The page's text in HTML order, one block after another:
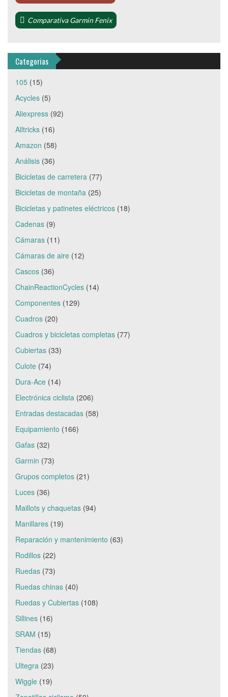
Comparativa Garmin Fenix
Categorias
105 (15)
Acycles (5)
Aliexpress (92)
Alltricks (16)
Amazon (58)
Análisis (36)
Bicicletas de carretera (77)
Bicicletas de montaña (25)
Bicicletas y patinetes eléctricos (18)
Cadenas (9)
Cámaras (11)
Cámaras de aire (12)
Cascos (36)
ChainReactionCycles (14)
Componentes (129)
Cuadros (20)
Cuadros y bicicletas completas (77)
Cubiertas (33)
Culote (74)
Dura-Ace (14)
Electrónica ciclista (206)
Entradas destacadas (58)
Equipamiento (166)
Gafas (32)
Garmin (73)
Grupos completos (21)
Luces (36)
Maillots y chaquetas (94)
Manillares (19)
Reparación y mantenimiento (63)
Rodillos (22)
Ruedas (73)
Ruedas chinas (40)
Ruedas y Cubiertas (108)
Sillines (16)
SRAM (15)
Tiendas (68)
Ultegra (23)
Wiggle (19)